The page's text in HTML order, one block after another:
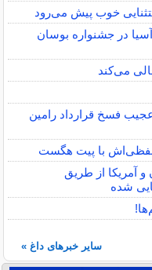
خوب پیش می‌رود
در جشنواره بوسان
می‌کند
عجیب فسخ قرارداد رامین
لفظی‌اش با پیت هگست
و آمریکا از طریق
شده
سایر خبرهای داغ »